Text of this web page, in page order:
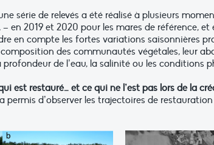
série de relevés a été réalisé à plusieurs
en 2019 et 2020 pour les mares de référence,
en compte les fortes variations saisonnières
des communautés végétales, leur
de l’eau, la salinité ou les conditions
est restauré… et ce qui ne l’est pas lors de la
d’observer les trajectoires de